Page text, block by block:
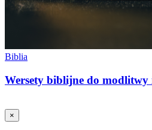
Biblia
Wersety biblijne do modlitwy
×